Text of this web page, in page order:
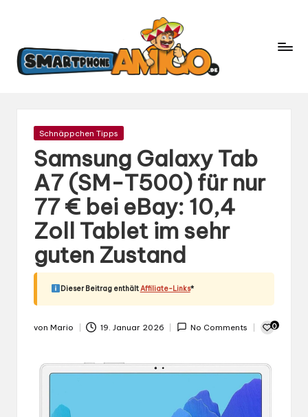
m
a
rt
in
der
Mobilfunk
Gepostet
Schnäppchen Tipps
Samsung Galaxy Tab
A7 (SM-T500) für nur
77 € bei eBay: 10,4
Zoll Tablet im sehr
guten Zustand
Dieser Beitrag enthältAffiliate-Links*
Gepostet
von Mario 19. Januar 2026 No Comments 0